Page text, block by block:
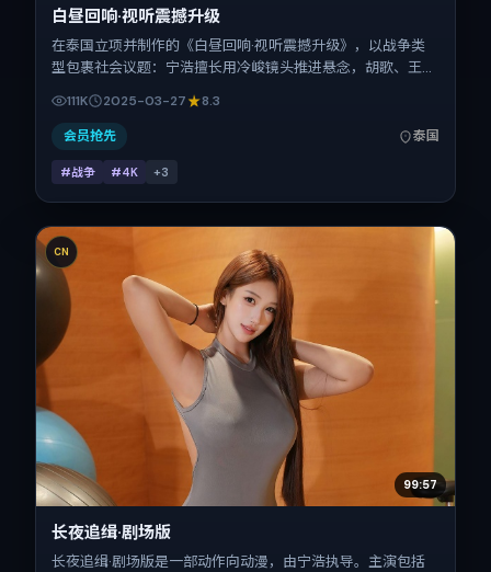
白昼回响·视听震撼升级
在泰国立项并制作的《白昼回响·视听震撼升级》，以战争类
型包裹社会议题：宁浩擅长用冷峻镜头推进悬念，胡歌、王
03-27；片长168分钟；适合关注现实质感与类型片结构的观
众。
111K 2025-03-27 8.3
会员抢先 泰国
#战争 #4K +3
CN
99:57
长夜追缉·剧场版
长夜追缉·剧场版是一部动作向动漫，由宁浩执导。主演包括